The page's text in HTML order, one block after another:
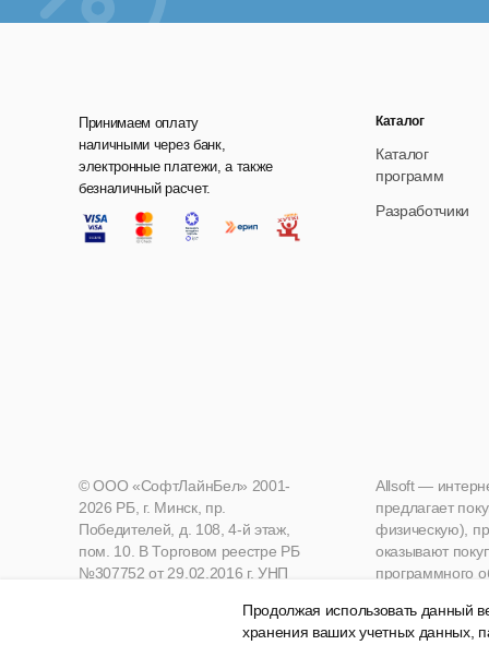
Принимаем оплату
наличными через банк,
электронные платежи, а также
безналичный расчет.
Каталог
Каталог
программ
Разработчики
Allsoft —
предлагает
физическую),
оказывают
программного
© ООО «СофтЛайнБел» 2001-
2026 РБ, г. Минск, пр.
Победителей, д. 108, 4-й этаж,
пом. 10. В Торговом реестре РБ
№307752 от 29.02.2016 г. УНП
Продолжая использовать данный
хранения ваших учетных данных,